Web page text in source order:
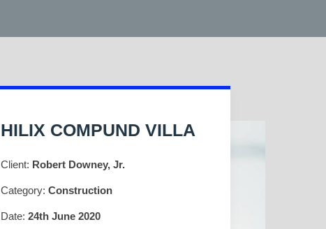
HILIX COMPUND VILLA
Client: Robert Downey, Jr.
Category: Construction
Date: 24th June 2020